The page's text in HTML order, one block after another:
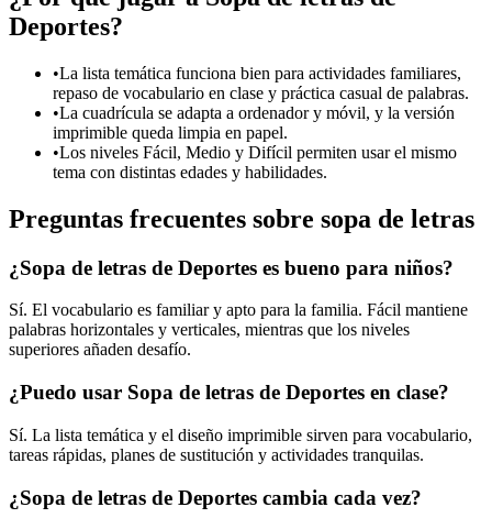
Deportes?
•La lista temática funciona bien para actividades familiares,
repaso de vocabulario en clase y práctica casual de palabras.
•La cuadrícula se adapta a ordenador y móvil, y la versión
imprimible queda limpia en papel.
•Los niveles Fácil, Medio y Difícil permiten usar el mismo
tema con distintas edades y habilidades.
Preguntas frecuentes sobre sopa de letras
¿Sopa de letras de Deportes es bueno para niños?
Sí. El vocabulario es familiar y apto para la familia. Fácil mantiene
palabras horizontales y verticales, mientras que los niveles
superiores añaden desafío.
¿Puedo usar Sopa de letras de Deportes en clase?
Sí. La lista temática y el diseño imprimible sirven para vocabulario,
tareas rápidas, planes de sustitución y actividades tranquilas.
¿Sopa de letras de Deportes cambia cada vez?